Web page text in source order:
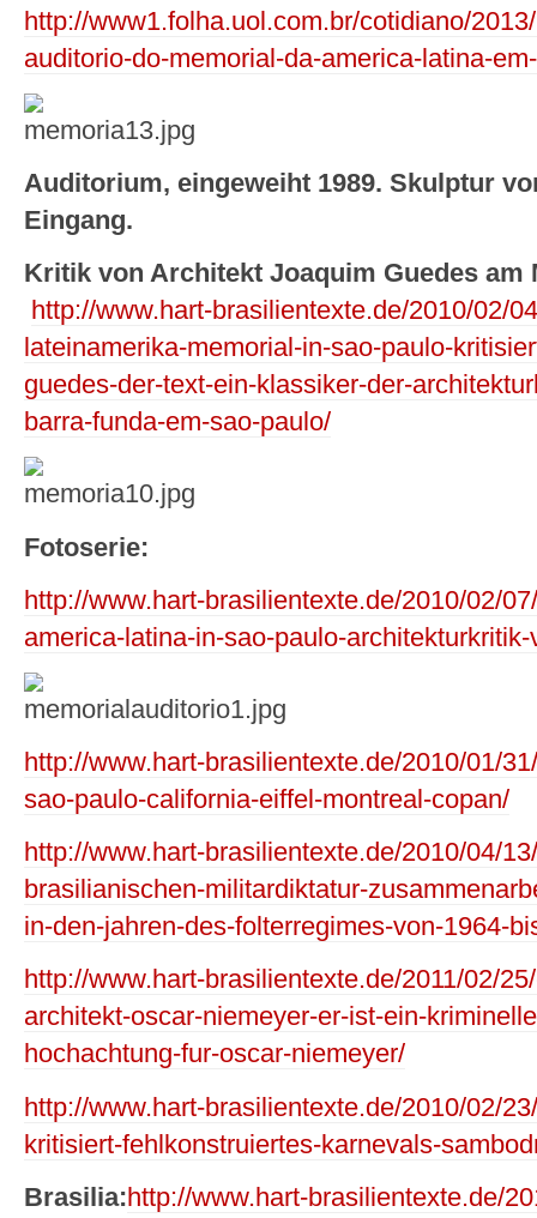
http://www1.folha.uol.com.br/cotidiano/
auditorio-do-memorial-da-america-latina-
Auditorium, eingeweiht 1989. Skulptur
Eingang.
Kritik von Architekt Joaquim Guedes am
http://www.hart-brasilientexte.de/2010/02/
lateinamerika-memorial-in-sao-paulo-
guedes-der-text-ein-klassiker-der-
barra-funda-em-sao-paulo/
Fotoserie:
http://www.hart-brasilientexte.de/2010/02/
america-latina-in-sao-paulo-
http://www.hart-brasilientexte.de/2010/01/
sao-paulo-california-eiffel-montreal-copan/
http://www.hart-brasilientexte.de/2010/04/
brasilianischen-militardiktatur-
in-den-jahren-des-folterregimes-von-1964-
http://www.hart-brasilientexte.de/2011/02/
architekt-oscar-niemeyer-er-ist-ein-
hochachtung-fur-oscar-niemeyer/
http://www.hart-brasilientexte.de/2010/02/
kritisiert-fehlkonstruiertes-karnevals-
Brasilia:http://www.hart-brasilientexte.de/